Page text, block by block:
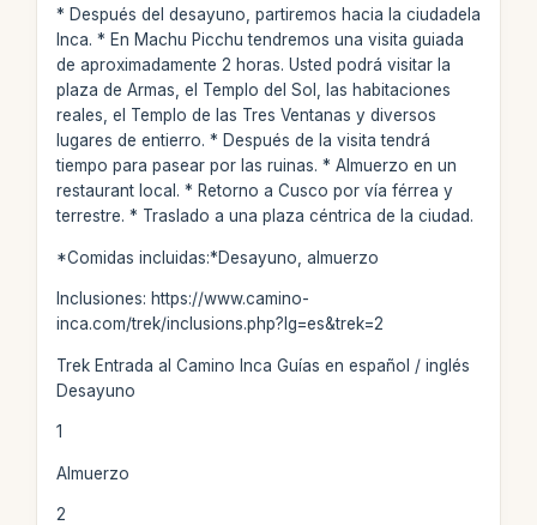
* Después del desayuno, partiremos hacia la ciudadela
Inca. * En Machu Picchu tendremos una visita guiada
de aproximadamente 2 horas. Usted podrá visitar la
plaza de Armas, el Templo del Sol, las habitaciones
reales, el Templo de las Tres Ventanas y diversos
lugares de entierro. * Después de la visita tendrá
tiempo para pasear por las ruinas. * Almuerzo en un
restaurant local. * Retorno a Cusco por vía férrea y
terrestre. * Traslado a una plaza céntrica de la ciudad.
*Comidas incluidas:*Desayuno, almuerzo
Inclusiones: https://www.camino-
inca.com/trek/inclusions.php?lg=es&trek=2
Trek Entrada al Camino Inca Guías en español / inglés
Desayuno
1
Almuerzo
2